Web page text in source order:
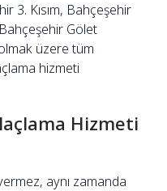
3. Kısım, Bahçeşehir
Bahçeşehir Gölet
üzere tüm
hizmeti
Hizmeti
aynı zamanda